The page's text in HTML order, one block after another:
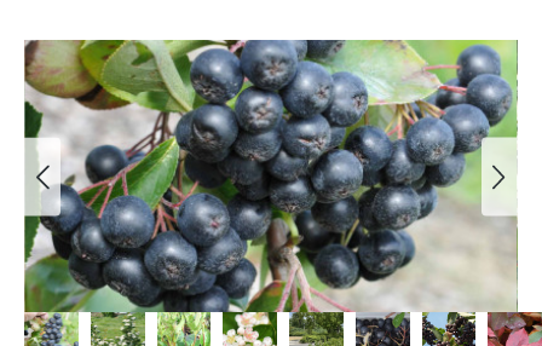
Bildergalerie überspringen